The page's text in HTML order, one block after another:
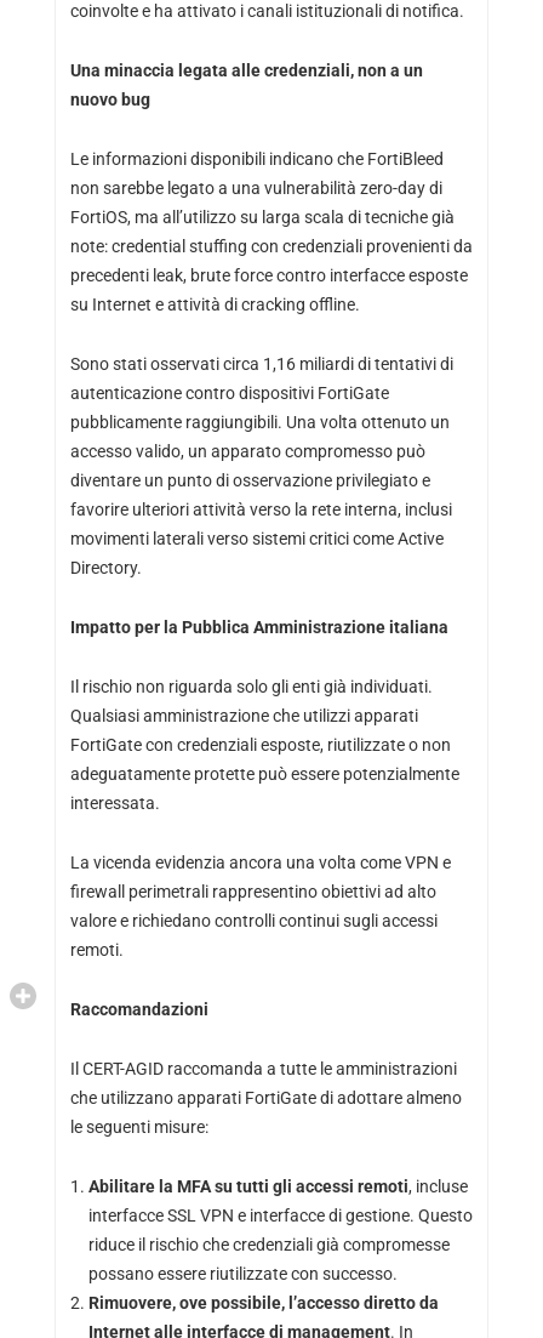
coinvolte e ha attivato i canali istituzionali di notifica.
Una minaccia legata alle credenziali, non a un
nuovo bug
Le informazioni disponibili indicano che FortiBleed
non sarebbe legato a una vulnerabilità zero-day di
FortiOS, ma all’utilizzo su larga scala di tecniche già
note: credential stuffing con credenziali provenienti da
precedenti leak, brute force contro interfacce esposte
su Internet e attività di cracking offline.
Sono stati osservati circa 1,16 miliardi di tentativi di
autenticazione contro dispositivi FortiGate
pubblicamente raggiungibili. Una volta ottenuto un
accesso valido, un apparato compromesso può
diventare un punto di osservazione privilegiato e
favorire ulteriori attività verso la rete interna, inclusi
movimenti laterali verso sistemi critici come Active
Directory.
Impatto per la Pubblica Amministrazione italiana
Il rischio non riguarda solo gli enti già individuati.
Qualsiasi amministrazione che utilizzi apparati
FortiGate con credenziali esposte, riutilizzate o non
adeguatamente protette può essere potenzialmente
interessata.
La vicenda evidenzia ancora una volta come VPN e
firewall perimetrali rappresentino obiettivi ad alto
valore e richiedano controlli continui sugli accessi
remoti.
Raccomandazioni
Il CERT-AGID raccomanda a tutte le amministrazioni
che utilizzano apparati FortiGate di adottare almeno
le seguenti misure:
Abilitare la MFA su tutti gli accessi remoti, incluse
interfacce SSL VPN e interfacce di gestione. Questo
riduce il rischio che credenziali già compromesse
possano essere riutilizzate con successo.
Rimuovere, ove possibile, l’accesso diretto da
Internet alle interfacce di management. In